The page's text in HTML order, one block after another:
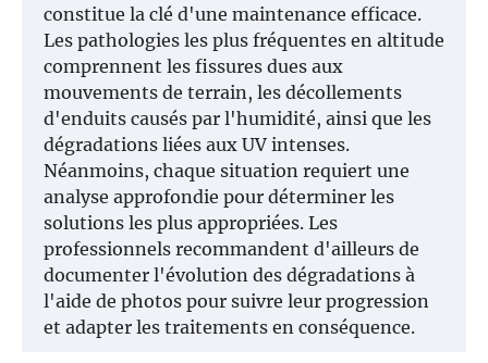
constitue la clé d'une maintenance efficace.
Les pathologies les plus fréquentes en altitude
comprennent les fissures dues aux
mouvements de terrain, les décollements
d'enduits causés par l'humidité, ainsi que les
dégradations liées aux UV intenses.
Néanmoins, chaque situation requiert une
analyse approfondie pour déterminer les
solutions les plus appropriées. Les
professionnels recommandent d'ailleurs de
documenter l'évolution des dégradations à
l'aide de photos pour suivre leur progression
et adapter les traitements en conséquence.